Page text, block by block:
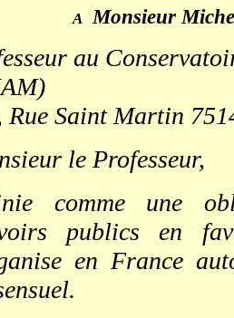
A Monsieur
au
Rue Saint Martin
le Professeur,
comme une
publics en
en France